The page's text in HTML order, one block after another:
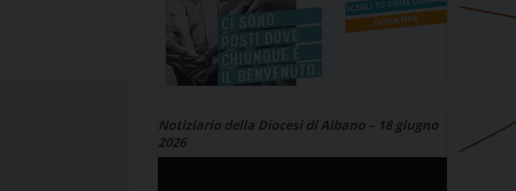
Notiziario della Diocesi di Albano – 18 giugno
2026